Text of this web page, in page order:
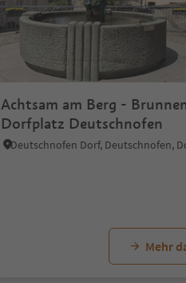
Achtsam am Berg - Brunnen
Dorfplatz Deutschnofen
Mehr